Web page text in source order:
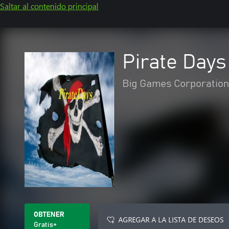
Saltar al contenido principal
Pirate Days
Big Games Corporation
OBTENER
Gratis+
AGREGAR A LA LISTA DE DESEOS